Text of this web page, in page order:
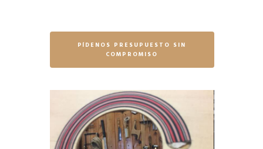
PÍDENOS PRESUPUESTO SIN
COMPROMISO